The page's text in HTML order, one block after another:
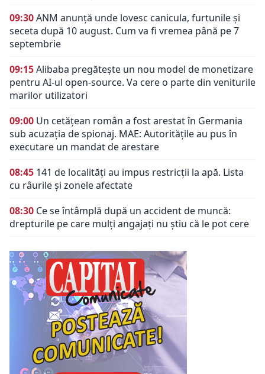
09:30ANM anunță unde lovesc canicula, furtunile și
seceta după 10 august. Cum va fi vremea până pe 7
septembrie
09:15Alibaba pregătește un nou model de monetizare
pentru AI-ul open-source. Va cere o parte din veniturile
marilor utilizatori
09:00 Un cetățean român a fost arestat în Germania
sub acuzația de spionaj. MAE: Autorităţile au pus în
executare un mandat de arestare
08:45 141 de localități au impus restricții la apă. Lista
cu râurile și zonele afectate
08:30 Ce se întâmplă după un accident de muncă:
drepturile pe care mulți angajați nu știu că le pot cere